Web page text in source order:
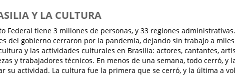
Y LA CULTURA
Federal tiene 3 millones de personas, y 33 regiones
del gobierno cerraron por la pandemia, dejando sin trabajo a
y las actividades culturales en Brasilia: actores, cantantes,
y trabajadores técnicos. En menos de una semana, todo cerró, y
su actividad. La cultura fue la primera que se cerró, y la última a